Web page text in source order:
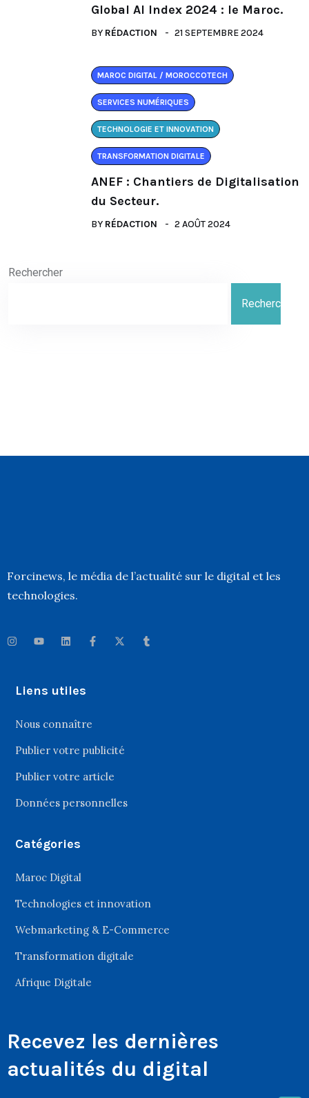
Global AI Index 2024 : le Maroc.
BY RÉDACTION 21 SEPTEMBRE 2024
MAROC DIGITAL / MOROCCOTECH
SERVICES NUMÉRIQUES
TECHNOLOGIE ET INNOVATION
TRANSFORMATION DIGITALE
ANEF : Chantiers de Digitalisation
du Secteur.
BY RÉDACTION 2 AOÛT 2024
Rechercher
Rechercher
Forcinews, le média de l’actualité sur le digital et les
technologies.
Liens utiles
Nous connaître
Publier votre publicité
Publier votre article
Données personnelles
Catégories
Maroc Digital
Technologies et innovation
Webmarketing & E-Commerce
Transformation digitale
Afrique Digitale
Recevez les dernières
actualités du digital